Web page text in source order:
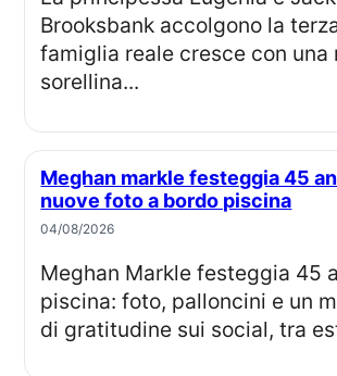
Brooksbank accolgono la
famiglia reale cresce con una
sorellina...
Meghan markle festeggia 45 anni con
nuove foto a bordo piscina
04/08/2026
Meghan Markle festeggia 45 anni in
piscina: foto, palloncini e un
di gratitudine sui social, tra